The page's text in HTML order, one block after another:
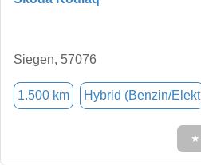
Siegen, 57076
1.500 km Hybrid (Benzin/Elekt
★